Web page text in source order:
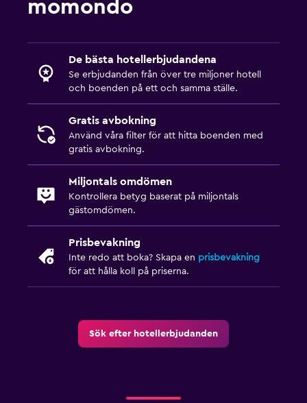
momondo
De bästa hotellerbjudandena
Se erbjudanden från över tre miljoner hotell
och boenden på ett och samma ställe.
Gratis avbokning
Använd våra filter för att hitta boenden med
gratis avbokning.
Miljontals omdömen
Kontrollera betyg baserat på miljontals
gästomdömen.
Prisbevakning
Inte redo att boka? Skapa en prisbevakning
för att hålla koll på priserna.
Sök efter hotellerbjudanden